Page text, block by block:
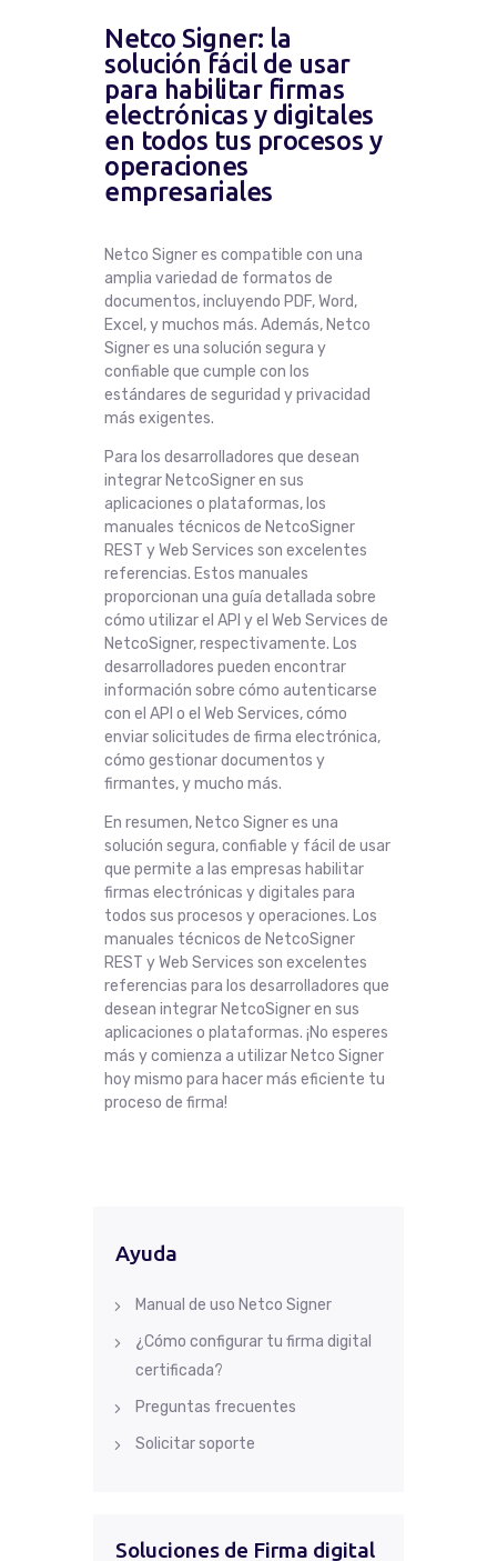
Netco Signer: la
solución fácil de usar
para habilitar firmas
electrónicas y digitales
en todos tus procesos y
operaciones
empresariales
Netco Signer es compatible con una
amplia variedad de formatos de
documentos, incluyendo PDF, Word,
Excel, y muchos más. Además, Netco
Signer es una solución segura y
confiable que cumple con los
estándares de seguridad y privacidad
más exigentes.
Para los desarrolladores que desean
integrar NetcoSigner en sus
aplicaciones o plataformas, los
manuales técnicos de NetcoSigner
REST y Web Services son excelentes
referencias. Estos manuales
proporcionan una guía detallada sobre
cómo utilizar el API y el Web Services de
NetcoSigner, respectivamente. Los
desarrolladores pueden encontrar
información sobre cómo autenticarse
con el API o el Web Services, cómo
enviar solicitudes de firma electrónica,
cómo gestionar documentos y
firmantes, y mucho más.
En resumen, Netco Signer es una
solución segura, confiable y fácil de usar
que permite a las empresas habilitar
firmas electrónicas y digitales para
todos sus procesos y operaciones. Los
manuales técnicos de NetcoSigner
REST y Web Services son excelentes
referencias para los desarrolladores que
desean integrar NetcoSigner en sus
aplicaciones o plataformas. ¡No esperes
más y comienza a utilizar Netco Signer
hoy mismo para hacer más eficiente tu
proceso de firma!
Ayuda
Manual de uso Netco Signer
¿Cómo configurar tu firma digital
certificada?
Preguntas frecuentes
Solicitar soporte
Soluciones de Firma digital